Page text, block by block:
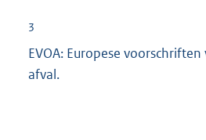
n
k
:
r
e
l
3
EVOA: Europese
afval.